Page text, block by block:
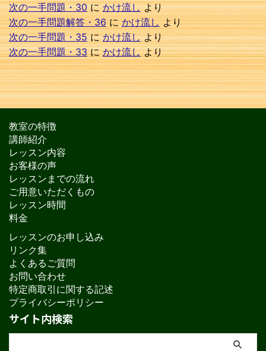
次の一手問題・30にかけ流しより
次の一手問題解答・36にかけ流しより
次の一手問題・35にかけ流しより
次の一手問題・33にかけ流しより
教室の特徴
講師紹介
レッスン内容
お客様の声
レッスンまでの流れ
ご用意いただくもの
レッスン時間
料金
レッスンのお申し込み
リンク集
よくあるご質問
お問い合わせ
特定商取引に関する記述
プライバシーポリシー
サイト内検索